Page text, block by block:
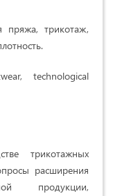
пряжа, трикотаж,
technological
трикотажных
расширения
продукции,